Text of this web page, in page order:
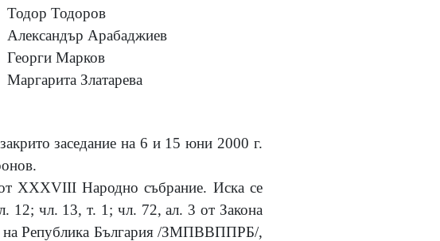
Тодор Тодоров
Александър Арабаджиев
Георги Марков
Маргарита Златарева
заседание на 6 и 15юни 2000 г.
XXXVIII Народно събрание. Иска се
12; чл. 13, т. 1; чл. 72, ал. 3 от Закона
на Република България /ЗМПВВППРБ/,